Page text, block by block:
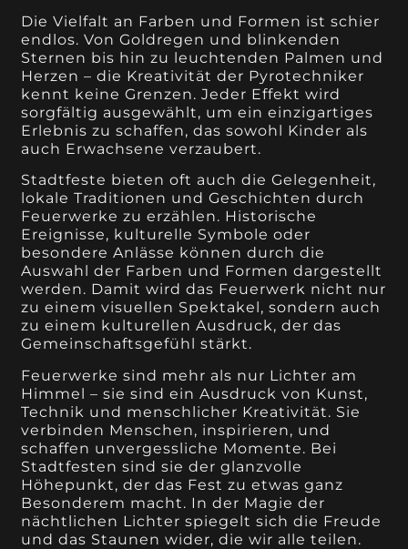
Die Vielfalt an Farben und Formen ist schier
endlos. Von Goldregen und blinkenden
Sternen bis hin zu leuchtenden Palmen und
Herzen – die Kreativität der Pyrotechniker
kennt keine Grenzen. Jeder Effekt wird
sorgfältig ausgewählt, um ein einzigartiges
Erlebnis zu schaffen, das sowohl Kinder als
auch Erwachsene verzaubert.
Stadtfeste bieten oft auch die Gelegenheit,
lokale Traditionen und Geschichten durch
Feuerwerke zu erzählen. Historische
Ereignisse, kulturelle Symbole oder
besondere Anlässe können durch die
Auswahl der Farben und Formen dargestellt
werden. Damit wird das Feuerwerk nicht nur
zu einem visuellen Spektakel, sondern auch
zu einem kulturellen Ausdruck, der das
Gemeinschaftsgefühl stärkt.
Feuerwerke sind mehr als nur Lichter am
Himmel – sie sind ein Ausdruck von Kunst,
Technik und menschlicher Kreativität. Sie
verbinden Menschen, inspirieren, und
schaffen unvergessliche Momente. Bei
Stadtfesten sind sie der glanzvolle
Höhepunkt, der das Fest zu etwas ganz
Besonderem macht. In der Magie der
nächtlichen Lichter spiegelt sich die Freude
und das Staunen wider, die wir alle teilen.